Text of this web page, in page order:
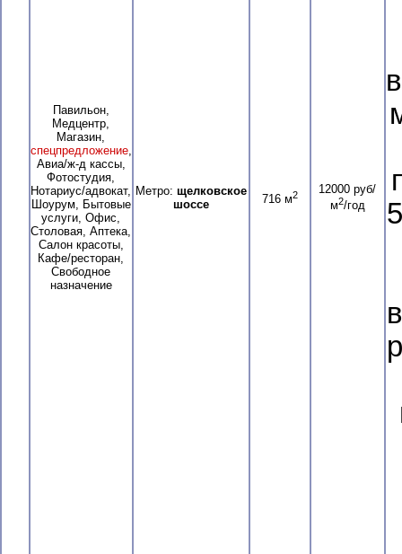
Павильон,
Медцентр,
Магазин,
спецпредложение,
Авиа/ж-д кассы,
Фотостудия,
Нотариус/адвокат,
Шоурум, Бытовые
услуги, Офис,
Столовая, Аптека,
Салон красоты,
Кафе/ресторан,
Свободное
назначение
Метро: щелковское
шоссе
716 м2
12000 руб/
м2/год